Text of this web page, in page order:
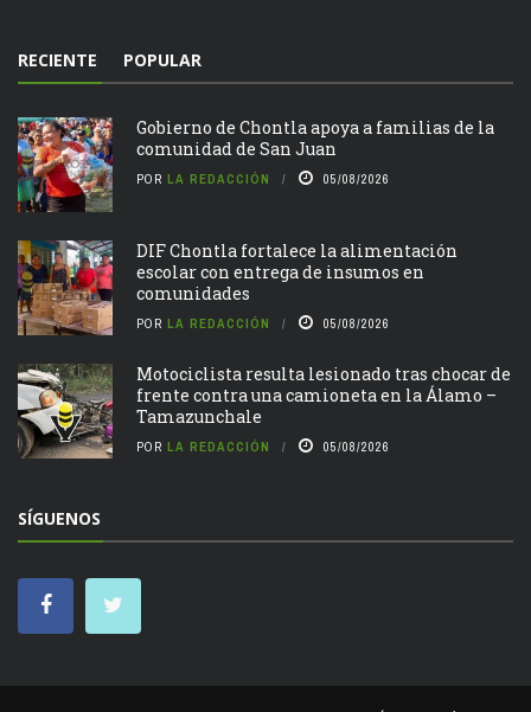
RECIENTE POPULAR
Gobierno de Chontla apoya a familias de la
comunidad de San Juan
POR LA REDACCIÓN 05/08/2026
DIF Chontla fortalece la alimentación
escolar con entrega de insumos en
comunidades
POR LA REDACCIÓN 05/08/2026
Motociclista resulta lesionado tras chocar de
frente contra una camioneta en la Álamo –
Tamazunchale
POR LA REDACCIÓN 05/08/2026
SÍGUENOS